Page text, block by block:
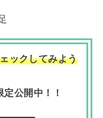
ックしてみよう
公開中！！